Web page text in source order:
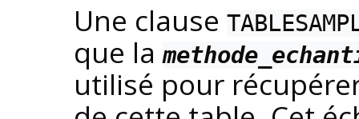
Une clause
que la
utilisé pour